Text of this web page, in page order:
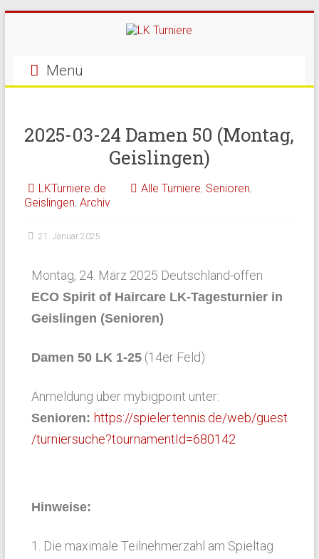
Menü
2025-03-24 Damen 50 (Montag,
Geislingen)
LKTurniere.de Alle Turniere, Senioren,
Geislingen, Archiv
21. Januar 2025
Montag, 24. März 2025 Deutschland-offen
ECO Spirit of Haircare LK-Tagesturnier in
Geislingen (Senioren)
Damen 50 LK 1-25(14er Feld)
Anmeldung über mybigpoint unter:
Senioren: https://spieler.tennis.de/web/guest
/turniersuche?tournamentId=680142
Hinweise:
1. Die maximale Teilnehmerzahl am Spieltag